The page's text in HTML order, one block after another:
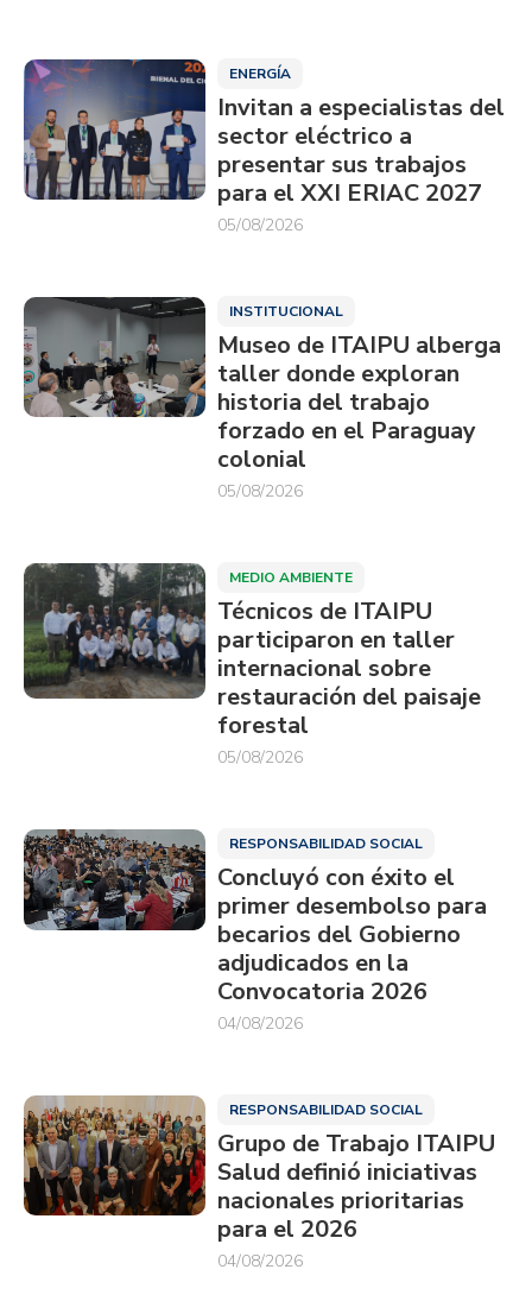
ENERGÍA
Invitan a especialistas del
sector eléctrico a
presentar sus trabajos
para el XXI ERIAC 2027
05/08/2026
INSTITUCIONAL
Museo de ITAIPU alberga
taller donde exploran
historia del trabajo
forzado en el Paraguay
colonial
05/08/2026
MEDIO AMBIENTE
Técnicos de ITAIPU
participaron en taller
internacional sobre
restauración del paisaje
forestal
05/08/2026
RESPONSABILIDAD SOCIAL
Concluyó con éxito el
primer desembolso para
becarios del Gobierno
adjudicados en la
Convocatoria 2026
04/08/2026
RESPONSABILIDAD SOCIAL
Grupo de Trabajo ITAIPU
Salud definió iniciativas
nacionales prioritarias
para el 2026
04/08/2026